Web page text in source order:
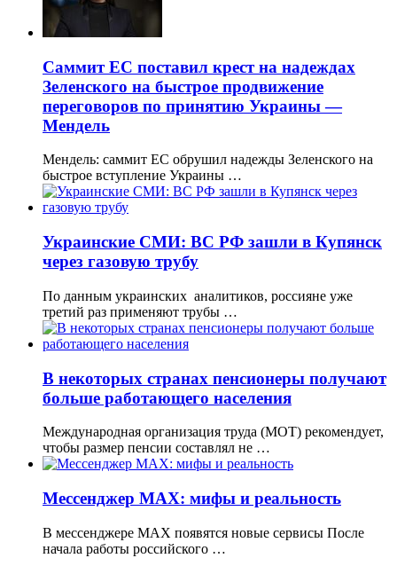
Саммит ЕС поставил крест на надеждах
Зеленского на быстрое продвижение
переговоров по принятию Украины —
Мендель
Мендель: саммит ЕС обрушил надежды Зеленского на
быстрое вступление Украины …
Украинские СМИ: ВС РФ зашли в Купянск
через газовую трубу
По данным украинских аналитиков, россияне уже
третий раз применяют трубы …
В некоторых странах пенсионеры получают
больше работающего населения
Международная организация труда (МОТ) рекомендует,
чтобы размер пенсии составлял не …
Мессенджер МАХ: мифы и реальность
В мессенджере МАХ появятся новые сервисы После
начала работы российского …